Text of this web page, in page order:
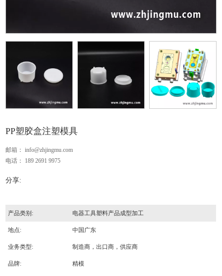
PP塑胶盒注塑模具
邮箱：info@zhjingmu.com
电话： 189 2691 9975
分享:
产品类别: 电器工具塑料产品成型加工
地点: 中国广东
业务类型: 制造商，出口商，供应商
品牌: 精模